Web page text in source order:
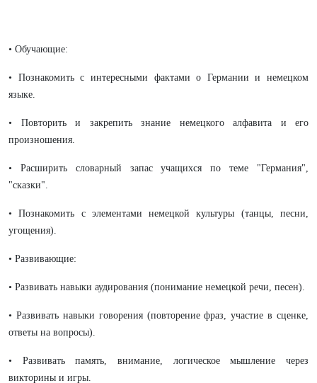
• Обучающие:
• Познакомить с интересными фактами о Германии и немецком
языке.
• Повторить и закрепить знание немецкого алфавита и его
произношения.
• Расширить словарный запас учащихся по теме "Германия",
"сказки".
• Познакомить с элементами немецкой культуры (танцы, песни,
угощения).
• Развивающие:
• Развивать навыки аудирования (понимание немецкой речи, песен).
• Развивать навыки говорения (повторение фраз, участие в сценке,
ответы на вопросы).
• Развивать память, внимание, логическое мышление через
викторины и игры.